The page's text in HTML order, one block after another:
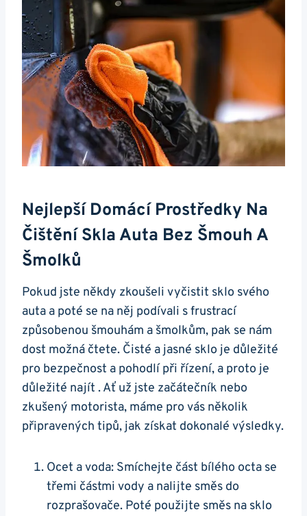
Nejlepší Domácí Prostředky Na⁤
Čištění Skla Auta ⁤bez Šmouh A
Šmolků
Pokud ⁢jste někdy​ zkoušeli vyčistit sklo svého
auta a poté se ‌na něj podívali s frustrací
způsobenou šmouhám a ​šmolkům, pak se nám
dost ⁢možná čtete. Čisté a jasné sklo je důležité
pro bezpečnost ​a ‍pohodlí při řízení, a proto je
důležité ‌najít . ​Ať ​už jste ‌začátečník nebo
zkušený motorista, máme pro vás několik
připravených tipů, jak získat dokonalé výsledky.
Ocet a ⁤voda: Smíchejte část bílého octa se
třemi částmi vody a nalijte směs do
rozprašovače. Poté použijte směs na sklo⁢